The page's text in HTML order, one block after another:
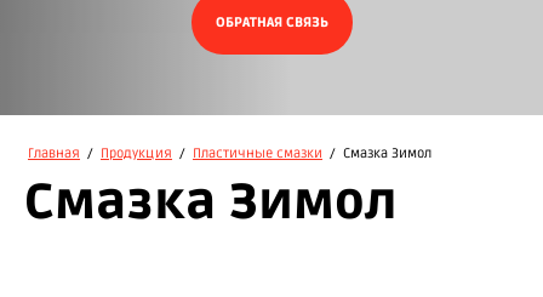
ОБРАТНАЯ СВЯЗЬ
Главная / Продукция / Пластичные смазки / Смазка Зимол
Смазка Зимол